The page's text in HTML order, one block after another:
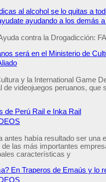
al alcohol se lo quitas a
ayudando a los demás
contra la Drogadicción:
será en el Ministerio de
y la International Game
videojuegos peruanos, que
de Perú Rail e Inka Rail
antes había resultado ser una
las más importantes
características y
En Traperos de Emaús y lo